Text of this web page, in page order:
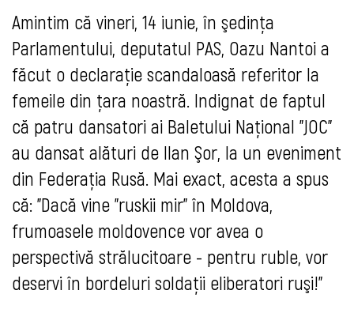
Amintim că vineri, 14 iunie, în şedinţa
Parlamentului, deputatul PAS, Oazu Nantoi a
făcut o declaraţie scandaloasă referitor la
femeile din ţara noastră. Indignat de faptul
că patru dansatori ai Baletului Naţional "JOC"
au dansat alături de Ilan Şor, la un eveniment
din Federaţia Rusă. Mai exact, acesta a spus
că: "Dacă vine "ruskii mir" în Moldova,
frumoasele moldovence vor avea o
perspectivă strălucitoare - pentru ruble, vor
deservi în bordeluri soldaţii eliberatori ruşi!"